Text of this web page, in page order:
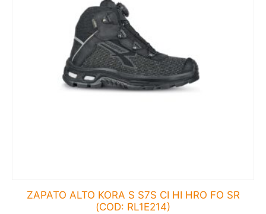
ZAPATO ALTO KORA S S7S CI HI HRO FO SR
(COD: RL1E214)